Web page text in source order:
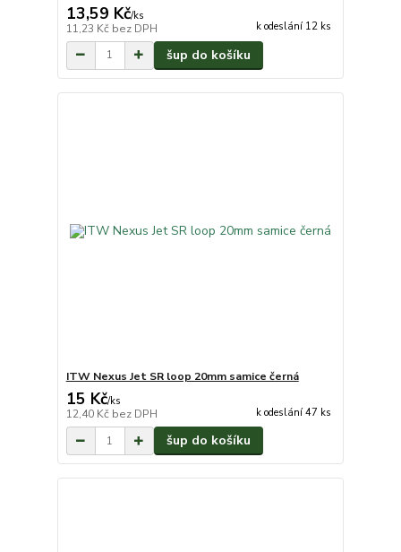
13,59 Kč/ks
11,23 Kč bez DPH k odeslání 12 ks
šup do košíku
ITW Nexus Jet SR loop 20mm samice černá
15 Kč/ks
12,40 Kč bez DPH k odeslání 47 ks
šup do košíku